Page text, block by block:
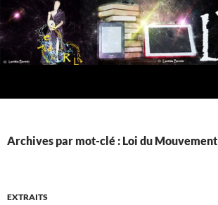
Aller
au
contenu
Archives par mot-clé : Loi du Mouvement
EXTRAITS